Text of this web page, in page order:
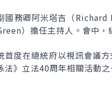
國務卿阿米塔吉（
）擔任主持人。會中
首度在總統府以視訊會議
》立法40周年相關活動之